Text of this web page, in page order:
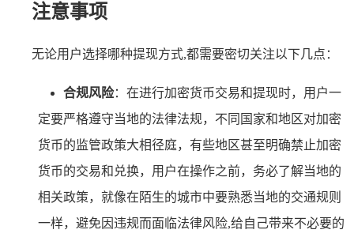
注意事项
无论用户选择哪种提现方式,都需要密切关注以下几点：
合规风险：在进行加密货币交易和提现时，用户一
定要严格遵守当地的法律法规，不同国家和地区对加密
货币的监管政策大相径庭，有些地区甚至明确禁止加密
货币的交易和兑换，用户在操作之前，务必了解当地的
相关政策，就像在陌生的城市中要熟悉当地的交通规则
一样，避免因违规而面临法律风险,给自己带来不必要的